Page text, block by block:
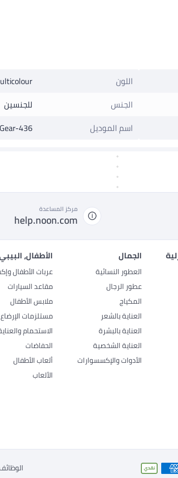
اللون
الجنس
للجنسين
اسم الموديل
436
مركز المساعدة
help.noon.com
الجمال
العطور النسائية
عطور الرجال
المكياج
العناية بالشعر
العناية بالبشرة
العناية الشخصية
الأدوات والإكسسوارات
الأطفال،
عربات الأطفال
مقاعد السيارات
ملابس الأطفال
مستلزمات
الاستحمام
الحفاضات
ألعاب الأطفال
الألعاب